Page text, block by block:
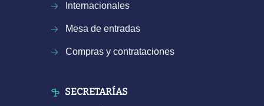
Internacionales
Mesa de entradas
Compras y contrataciones
SECRETARÍAS